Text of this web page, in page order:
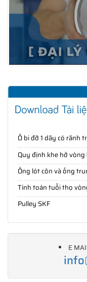
Ổ bi đỡ 1 dãy có rãnh
Quy định khe hở
Ống lót côn và ống
Tính toán tuổi thọ
Pulley SKF
E